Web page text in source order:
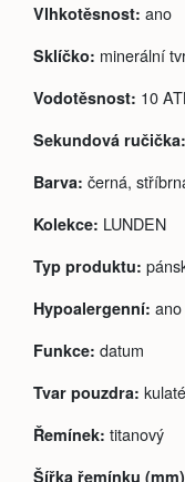
Vlhkotěsnost: ano
Sklíčko: minerální
Vodotěsnost: 10
Sekundová ručička:
Barva: černá,
Kolekce: LUNDEN
Typ produktu:
Hypoalergenní: ano
Funkce: datum
Tvar pouzdra: kulaté
Řemínek: titanový
Šířka řemínku